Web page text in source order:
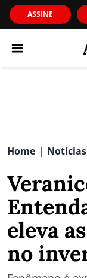
ASSINE
Home | Notícias
eleva
no